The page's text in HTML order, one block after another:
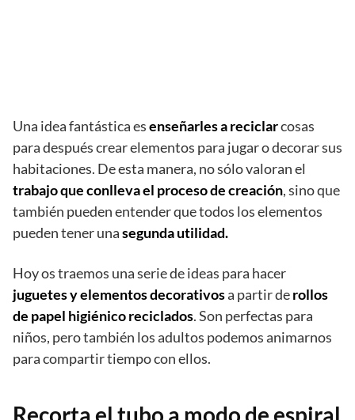
Una idea fantástica esenseñarles a reciclarcosas
para después crear elementos para jugar o decorar sus
habitaciones. De esta manera, no sólo valoran el
trabajo que conlleva el proceso de creación, sino que
también pueden entender que todos los elementos
pueden tener unasegunda utilidad.
Hoy os traemos una serie de ideas para hacer
juguetes y elementos decorativosa partir derollos
de papel higiénico reciclados. Son perfectas para
niños, pero también los adultos podemos animarnos
para compartir tiempo con ellos.
Recorta el tubo a modo de espiral